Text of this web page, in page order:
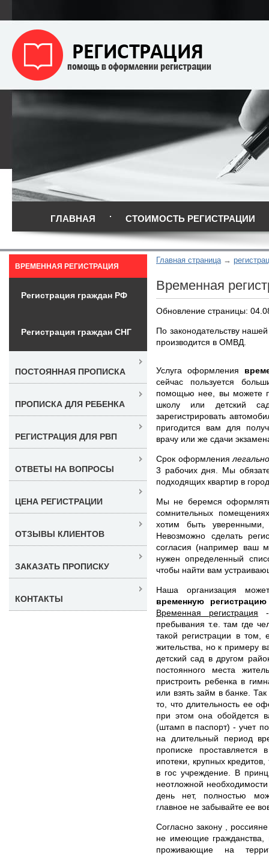
ГЛАВНАЯ СТОИМОСТЬ РЕГИСТРАЦИИ
Главная страница
Временная
Обновление страницы:
По законодательству
производится в ОМВД.
Услуга оформления
сейчас пользуется
помощью нее, вы можете
школу или детский
зарегистрировать
пригодится вам для
врачу или же сдачи
Срок оформления
3 рабочих дня. Мы
подходящих квартир в
Мы не беремся
сомнительных
хотим быть
Невозможно сделать
согласия (например ваш
нужен определенный
чтобы найти вам
Наша организация
временную
Временная регистрация -
пребывания т.е. там где
такой регистрации в том,
жительства, но к примеру
детский сад в другом
постоянного места
пристроить ребенка в
или взять займ в банке.
то, что длительность ее
при этом она обойдется
(штамп в паспорт) - учет
на длительный период
прописке
ипотеки, крупных
в гос учреждение. В
неотложной
день нет, полностью
главное не забывайте ее
Согласно закону ,
не имеющие
проживающие на
ВРЕМЕННАЯ РЕГИСТРАЦИЯ
Регистрация граждан РФ
Регистрация граждан СНГ
ПОСТОЯННАЯ ПРОПИСКА
ПРОПИСКА ДЛЯ РЕБЕНКА
РЕГИСТРАЦИЯ ДЛЯ РВП
ОТВЕТЫ НА ВОПРОСЫ
ЦЕНА РЕГИСТРАЦИИ
ОТЗЫВЫ КЛИЕНТОВ
ЗАКАЗАТЬ ПРОПИСКУ
КОНТАКТЫ